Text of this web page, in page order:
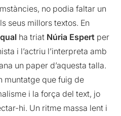
no podia faltar un
seus millors textos. En
ha triat Núria Espert per
i l’actriu l’interpreta amb
un paper d’aquesta talla.
muntatge que fuig de
i la força del text, jo
hi. Un ritme massa lent i